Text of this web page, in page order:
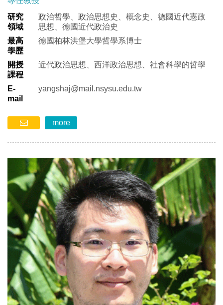
研究
領域
政治哲學、政治思想史、概念史、德國近代憲政
思想、德國近代政治史
最高
學歷
德國柏林洪堡大學哲學系博士
開授
課程
近代政治思想、西洋政治思想、社會科學的哲學
E-
mail
yangshaj@mail.nsysu.edu.tw
more